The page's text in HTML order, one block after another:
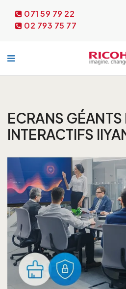
071 59 79 22
02 793 75 77
ECRANS
INTERACTIFS